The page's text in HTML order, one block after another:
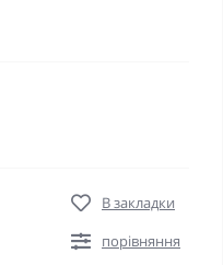
В закладки
порівняння